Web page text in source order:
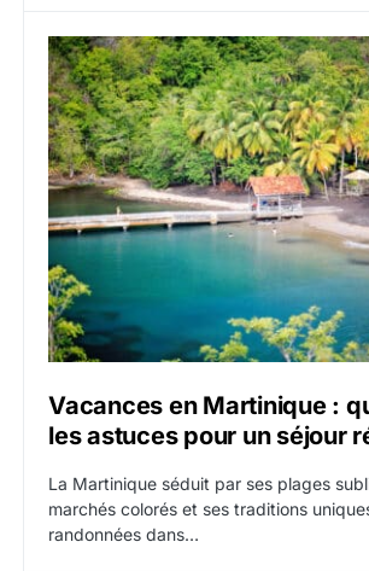
Vacances en Martinique :
les astuces pour un séjour
La Martinique séduit par ses plages
marchés colorés et ses traditions
randonnées dans…